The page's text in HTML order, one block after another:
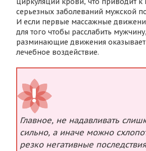
серьезных заболеваний мужской
И если первые массажные
для того чтобы расслабить
разминающие движения
лечебное воздействие.
Главное, не надавливать
сильно, а иначе можно
резко негативные